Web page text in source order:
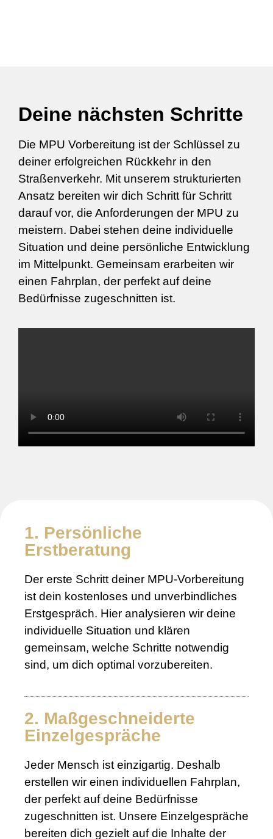
Deine nächsten Schritte
Die MPU Vorbereitung ist der Schlüssel zu
deiner erfolgreichen Rückkehr in den
Straßenverkehr. Mit unserem strukturierten
Ansatz bereiten wir dich Schritt für Schritt
darauf vor, die Anforderungen der MPU zu
meistern. Dabei stehen deine individuelle
Situation und deine persönliche Entwicklung
im Mittelpunkt. Gemeinsam erarbeiten wir
einen Fahrplan, der perfekt auf deine
Bedürfnisse zugeschnitten ist.
1. Persönliche
Erstberatung
Der erste Schritt deiner MPU-Vorbereitung
ist dein kostenloses und unverbindliches
Erstgespräch. Hier analysieren wir deine
individuelle Situation und klären
gemeinsam, welche Schritte notwendig
sind, um dich optimal vorzubereiten.
2. Maßgeschneiderte
Einzelgespräche
Jeder Mensch ist einzigartig. Deshalb
erstellen wir einen individuellen Fahrplan,
der perfekt auf deine Bedürfnisse
zugeschnitten ist. Unsere Einzelgespräche
bereiten dich gezielt auf die Inhalte der